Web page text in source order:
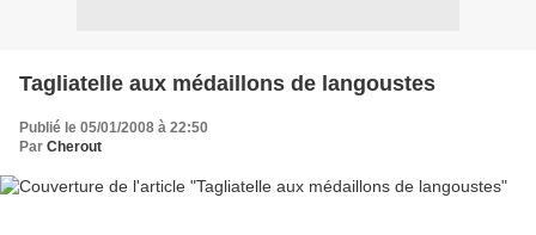
Tagliatelle aux médaillons de langoustes
Publié le 05/01/2008 à 22:50
Par Cherout